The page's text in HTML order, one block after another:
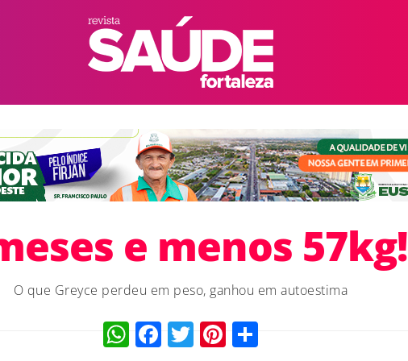
e menos 57kg!
O que Greyce perdeu em peso, ganhou em autoestima
WhatsApp
Facebook
TwitterPinterest